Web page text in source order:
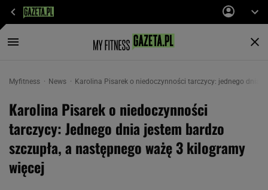
Myfitness News Karolina Pisarek o niedoczynności tarczycy: jednego dnia
Karolina Pisarek o niedoczynności
tarczycy: Jednego dnia jestem bardzo
szczupła, a następnego ważę 3 kilogramy
więcej